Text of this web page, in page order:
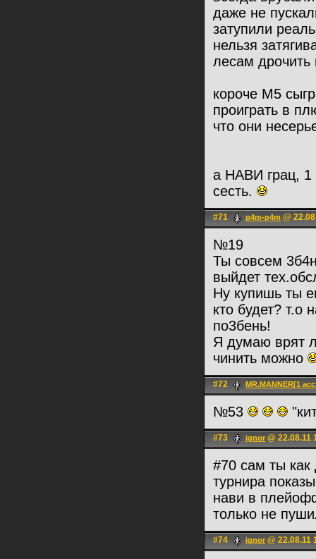
даже не
затупили
нельзя
лесам дрочить
короче М5
проиграть в
что они
а НАВИ грац, 1
сесть.
#71 p4m-p4m @
№19
Ты совсем
выйдет
Ну купишь ты
кто будет? т.о
по3бень!
Я думаю врят
чинить можно
#72 MR.MANNER[1
№53
#73 ignоr @ 22.08.11
#70 сам ты
турнира
нави в
только не
#74 ignоr @ 22.08.11